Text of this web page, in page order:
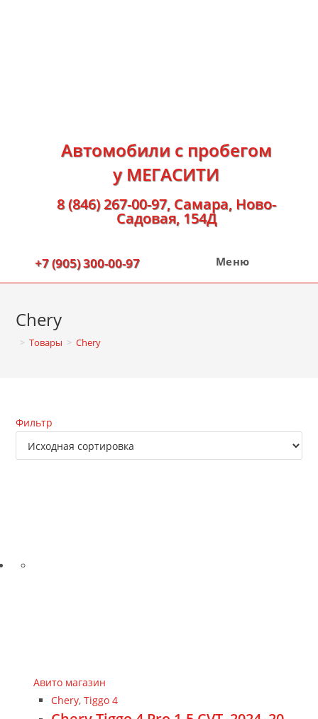
Автомобили с пробегом
у МЕГАСИТИ
8 (846) 267-00-97, Самара, Ново-
Садовая, 154Д
+7 (905) 300-00-97 Меню
Chery
> Товары > Chery
Фильтр
Авито магазин
Chery,Tiggo 4